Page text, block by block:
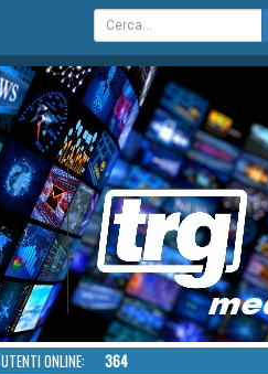
UTENTI ONLINE: 364